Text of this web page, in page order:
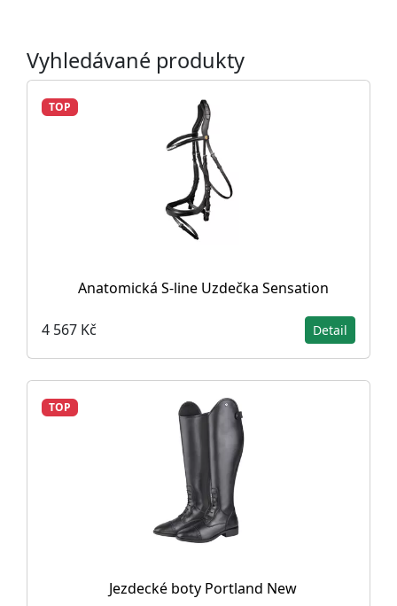
Vyhledávané produkty
TOP
Anatomická S-line Uzdečka Sensation
4 567 Kč Detail
TOP
Jezdecké boty Portland New